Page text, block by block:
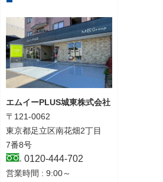
エムイーPLUS城東株式会社
〒121-0062
東京都足立区南花畑2丁目
7番8号
0120-444-702
営業時間 : 9:00～